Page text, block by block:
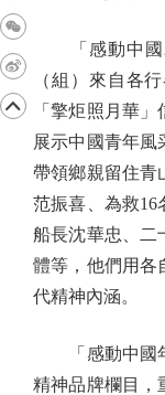
「感動中國
（組）來自各
「擎炬照月華
展示中國青年風
帶領鄉親留住青
范振喜、為救16
船長沈華忠、二
體等，他們用各
代精神內涵。
「感動中國年
精神品牌欄目，